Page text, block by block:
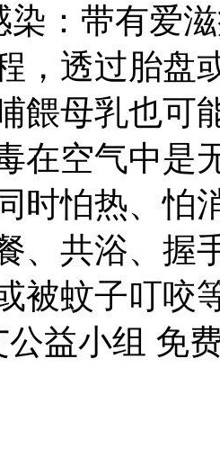
染：带有爱
，透过胎盘
餵母乳也可
在空气中是
时怕热、怕
、共浴、握
被蚊子叮咬
益小组 免